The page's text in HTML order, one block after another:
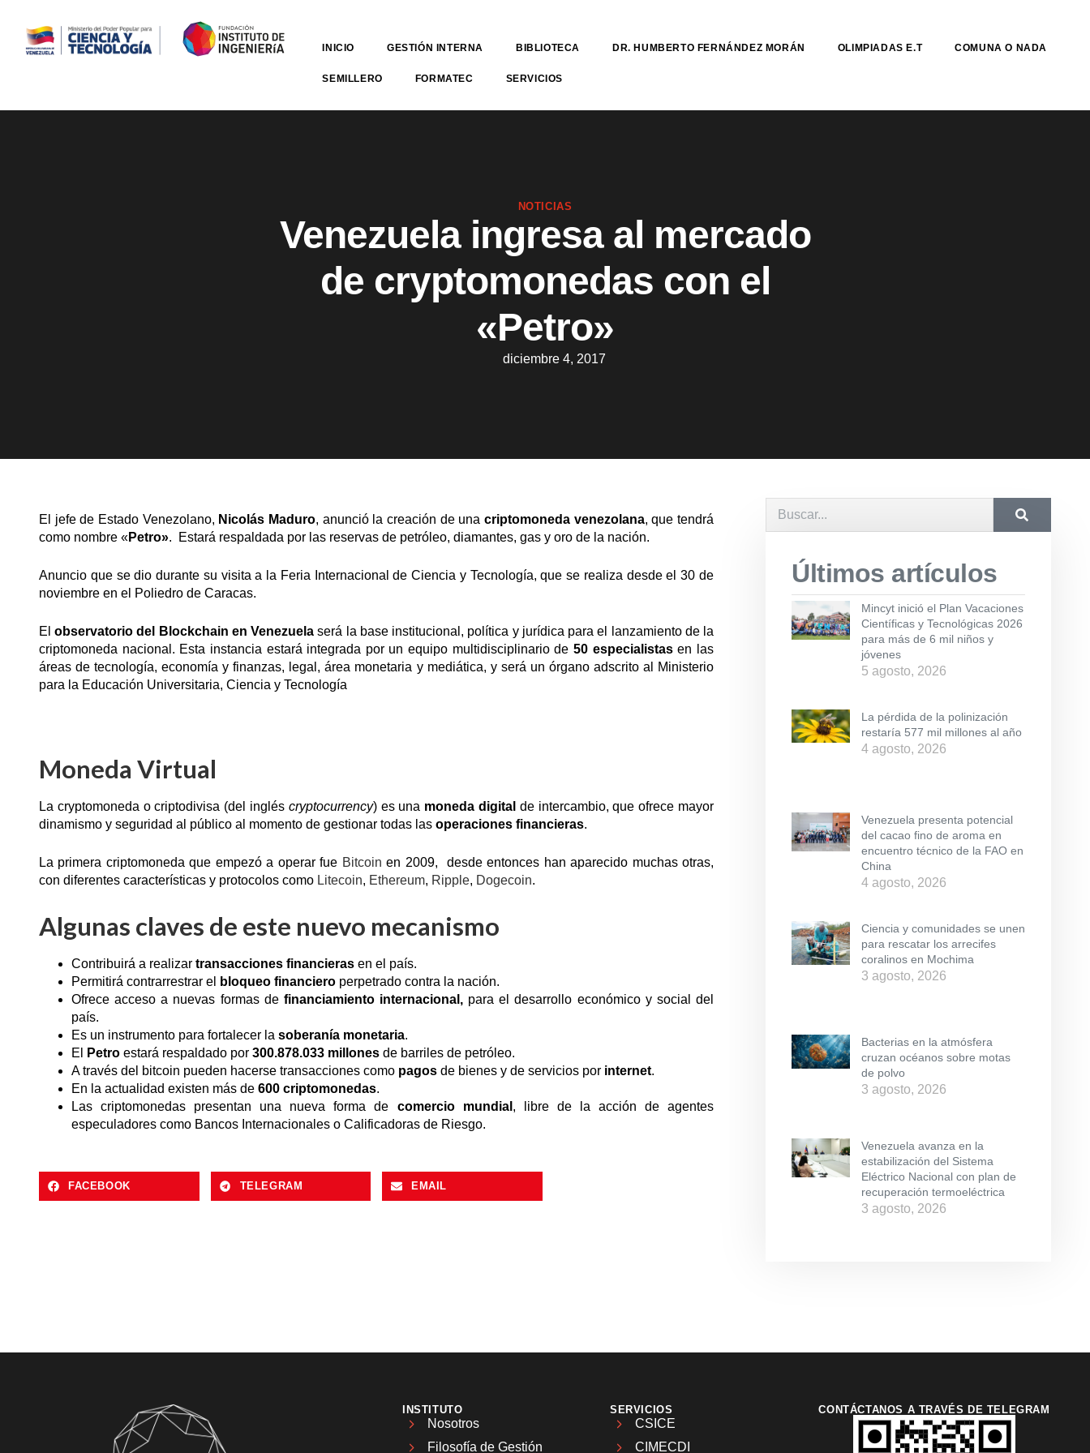
INICIO GESTIÓN INTERNA BIBLIOTECA DR. HUMBERTO FERNÁNDEZ MORÁN OLIMPIADAS E.T COMUNA O NADA
SEMILLERO FORMATEC SERVICIOS
NOTICIAS
Venezuela ingresa al mercado
de cryptomonedas con el
«Petro»
diciembre 4, 2017
El jefe de Estado Venezolano, Nicolás Maduro, anunció la creación de unacriptomoneda venezolana, que tendrá
como nombre «Petro». Estará respaldada por las reservas de petróleo, diamantes, gas y oro de la nación.
Anuncio que se dio durante su visita a la Feria Internacional de Ciencia y Tecnología, que se realiza desde el 30 de
noviembre en el Poliedro de Caracas.
El observatorio del Blockchain en Venezuela será la base institucional, política y jurídica para el lanzamiento de la
criptomoneda nacional. Esta instancia estará integrada por un equipo multidisciplinario de50 especialistasen las
áreas de tecnología, economía y finanzas, legal, área monetaria y mediática, y será un órgano adscrito al Ministerio
para la Educación Universitaria, Ciencia y Tecnología
Moneda Virtual
La cryptomoneda o criptodivisa (del inglés cryptocurrency) es una moneda digital de intercambio, que ofrece mayor
dinamismo y seguridad al público al momento de gestionar todas las operaciones financieras.
La primera criptomoneda que empezó a operar fue Bitcoin en 2009,​ desde entonces han aparecido muchas otras,
con diferentes características y protocolos como Litecoin, Ethereum, Ripple, Dogecoin.
Algunas claves de este nuevo mecanismo
Contribuirá a realizar transacciones financieras en el país.
Permitirá contrarrestrar el
bloqueo financiero perpetrado contra la nación.
Ofrece acceso a nuevas formas de financiamiento internacional, para el desarrollo económico y social del
país.
Es un instrumento para fortalecer la soberanía monetaria.
El
Petro estará respaldado por 300.878.033 millones de barriles de petróleo.
A través del bitcoin pueden hacerse transacciones como pagos de bienes y de servicios por internet.
En la actualidad existen más de 600 criptomonedas.
Las criptomonedas presentan una nueva forma de comercio mundial , libre de la acción de agentes
especuladores como Bancos Internacionales o Calificadoras de Riesgo.
FACEBOOK TELEGRAM EMAIL
Últimos artículos
Mincyt inició el Plan Vacaciones
Científicas y Tecnológicas 2026
para más de 6 mil niños y
jóvenes
5 agosto, 2026
La pérdida de la polinización
restaría 577 mil millones al año
4 agosto, 2026
Venezuela presenta potencial
del cacao fino de aroma en
encuentro técnico de la FAO en
China
4 agosto, 2026
Ciencia y comunidades se unen
para rescatar los arrecifes
coralinos en Mochima
3 agosto, 2026
Bacterias en la atmósfera
cruzan océanos sobre motas
de polvo
3 agosto, 2026
Venezuela avanza en la
estabilización del Sistema
Eléctrico Nacional con plan de
recuperación termoeléctrica
3 agosto, 2026
INSTITUTO
Nosotros
Filosofía de Gestión
SERVICIOS
CSICE
CIMECDI
CONTÁCTANOS A TRAVÉS DE TELEGRAM